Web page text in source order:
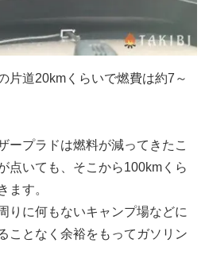
片道20kmくらいで燃費は約7～
ープラドは燃料が減ってきたこ
点いても、そこから100kmくら
ます。
りに何もないキャンプ場などに
ことなく余裕をもってガソリン